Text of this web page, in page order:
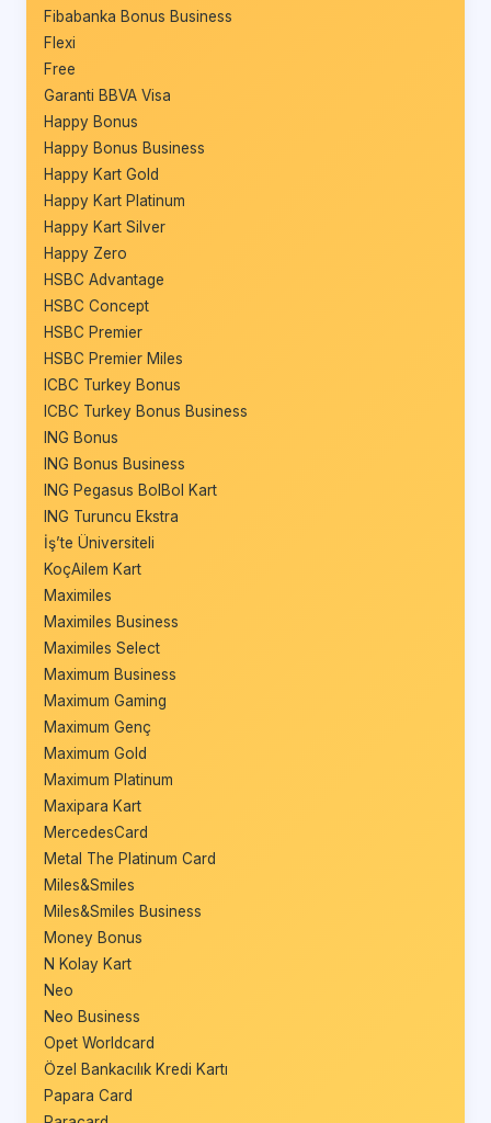
Fibabanka Bonus Business
Flexi
Free
Garanti BBVA Visa
Happy Bonus
Happy Bonus Business
Happy Kart Gold
Happy Kart Platinum
Happy Kart Silver
Happy Zero
HSBC Advantage
HSBC Concept
HSBC Premier
HSBC Premier Miles
ICBC Turkey Bonus
ICBC Turkey Bonus Business
ING Bonus
ING Bonus Business
ING Pegasus BolBol Kart
ING Turuncu Ekstra
İş’te Üniversiteli
KoçAilem Kart
Maximiles
Maximiles Business
Maximiles Select
Maximum Business
Maximum Gaming
Maximum Genç
Maximum Gold
Maximum Platinum
Maxipara Kart
MercedesCard
Metal The Platinum Card
Miles&Smiles
Miles&Smiles Business
Money Bonus
N Kolay Kart
Neo
Neo Business
Opet Worldcard
Özel Bankacılık Kredi Kartı
Papara Card